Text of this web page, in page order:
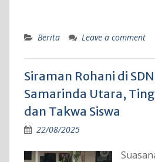
Berita Leave a comment
Siraman Rohani di
Samarinda Utara,
dan Takwa Siswa
22/08/2025